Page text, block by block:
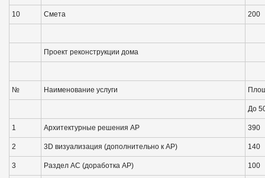
10 Смета 200
Проект реконструкции дома
№ Наименование услуги
До
1 Архитектурные решения АР 390
2 3D визуализация (дополнительно к АР) 140
3 Раздел АС (доработка АР) 100